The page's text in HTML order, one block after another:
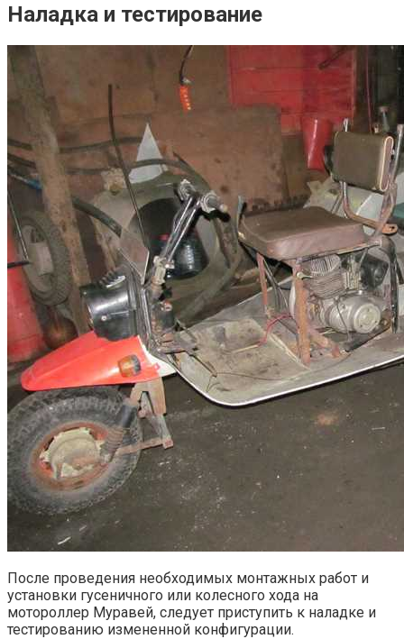
Наладка и тестирование
После проведения необходимых монтажных работ и
установки гусеничного или колесного хода на
мотороллер Муравей, следует приступить к наладке и
тестированию измененной конфигурации.